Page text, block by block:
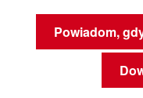
Powiadom,